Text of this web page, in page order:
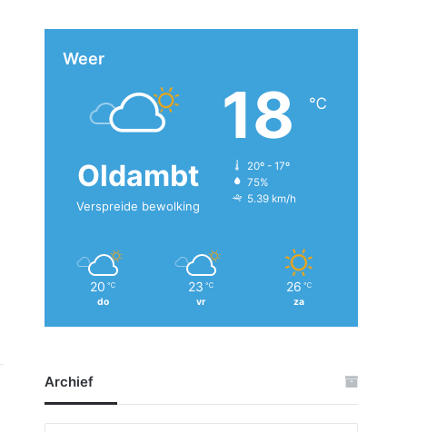
Weer
Oldambt
Verspreide bewolking
18 ℃
20º - 17º
75%
5.39 km/h
20 ℃
do
23 ℃
vr
26 ℃
za
Archief